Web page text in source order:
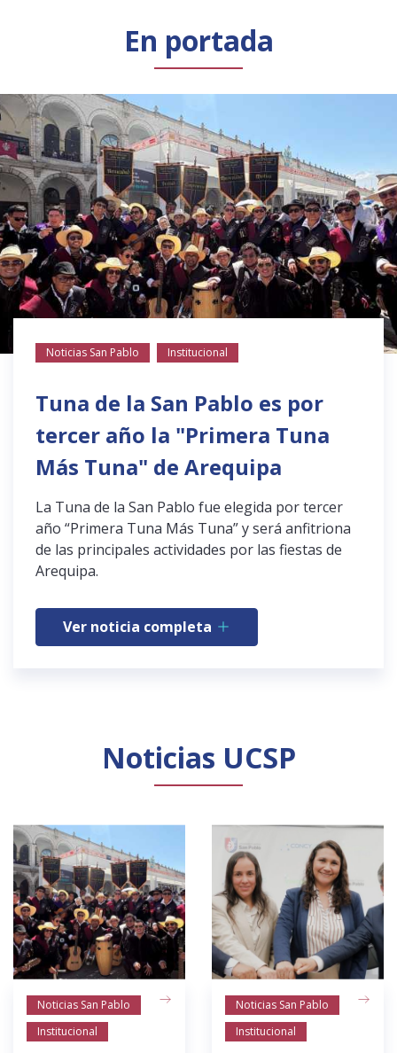
En portada
Noticias San Pablo Institucional
Tuna de la San Pablo es por
tercer año la "Primera Tuna
Más Tuna" de Arequipa
La Tuna de la San Pablo fue elegida por tercer
año “Primera Tuna Más Tuna” y será anfitriona
de las principales actividades por las fiestas de
Arequipa.
Ver noticia completa
Noticias UCSP
Noticias San Pablo
Institucional
Noticias San Pablo
Institucional